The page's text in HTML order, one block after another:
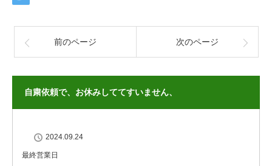
前のページ 次のページ
自粛依頼で、お休みしててすいません、
2024.09.24
最終営業日